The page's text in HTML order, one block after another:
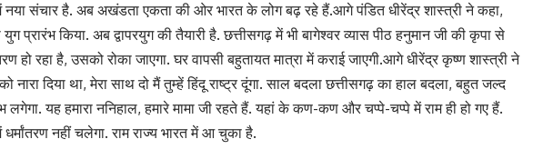
नया संचार है. अब अखंडता एकता की ओर भारत के लोग बढ़ रहे हैं.आगे पंडित धीरेंद्र शास्त्री ने कहा,
प्रारंभ किया. अब द्वापरयुग की तैयारी है. छत्तीसगढ़ में भी बागेश्वर व्यास पीठ हनुमान जी की कृपा से
हो रहा है, उसको रोका जाएगा. घर वापसी बहुतायत मात्रा में कराई जाएगी.आगे धीरेंद्र कृष्ण शास्त्री ने
नारा दिया था, मेरा साथ दो मैं तुम्हें हिंदू राष्ट्र दूंगा. साल बदला छत्तीसगढ़ का हाल बदला, बहुत जल्द
लगेगा. यह हमारा ननिहाल, हमारे मामा जी रहते हैं. यहां के कण-कण और चप्पे-चप्पे में राम ही हो गए हैं.
नहीं चलेगा. राम राज्य भारत में आ चुका है.